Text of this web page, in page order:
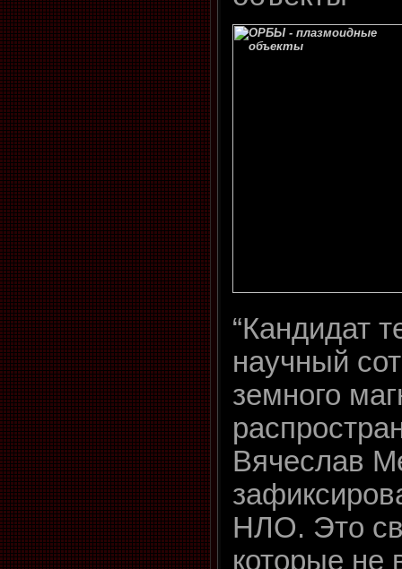
“Кандидат
научный
земного
Вячеслав
НЛО. Это
которые не